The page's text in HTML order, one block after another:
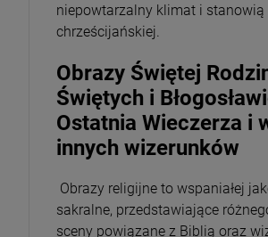
niepowtarzalny klimat i stanowią
chrześcijańskiej.
Obrazy Świętej
Świętych i
Ostatnia Wieczerza i
innych wizerunków
Obrazy religijne to wspaniałej
sakralne, przedstawiające
sceny powiązane z Biblią oraz